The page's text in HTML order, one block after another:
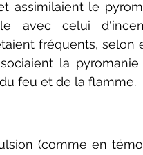
assimilaient le
avec celui
fréquents, selon
la
feu et de la flamme.
(comme en